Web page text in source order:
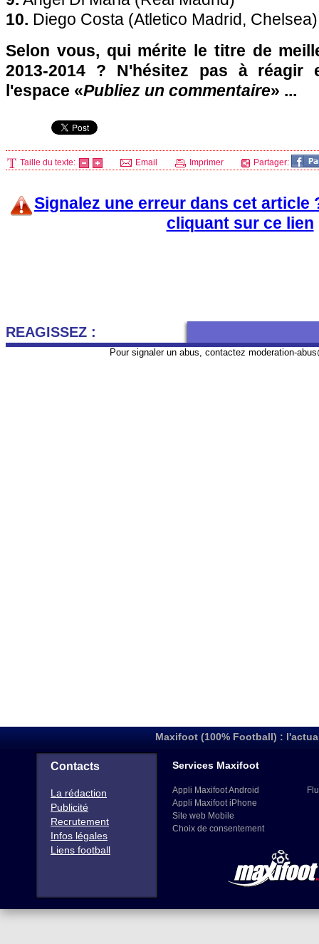
10. Diego Costa (Atletico Madrid, Chelsea)
Selon vous, qui mérite le titre de
2013-2014 ? N'hésitez pas à réagir
l'espace «Publiez un commentaire» ...
Taille du texte: Email Imprimer Partager:
Signalez une erreur dans cet article
cliquant sur ce lien
REAGISSEZ :
Pour signaler un abus, contactez moderation-
Maxifoot (100% Football) :
Contacts
La rédaction
Publicité
Recrutement
Infos légales
Liens football
Services Maxifoot
Appli Maxifoot Android
Appli Maxifoot iPhone
Site web Mobile
Choix de consentement